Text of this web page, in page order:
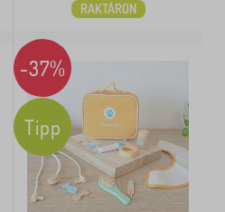
RAKTÁRON
-37%
Tipp